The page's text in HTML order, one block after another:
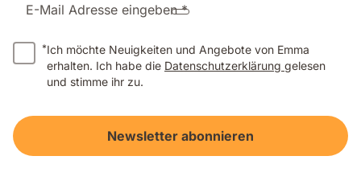
E-Mail Adresse eingeben *
*Ich möchte Neuigkeiten und Angebote von Emma
erhalten. Ich habe die Datenschutzerklärung gelesen
und stimme ihr zu.
Newsletter abonnieren